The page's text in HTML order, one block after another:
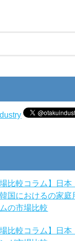
場比較コラム】日
国におけるの家
の市場比較
場比較コラム】日